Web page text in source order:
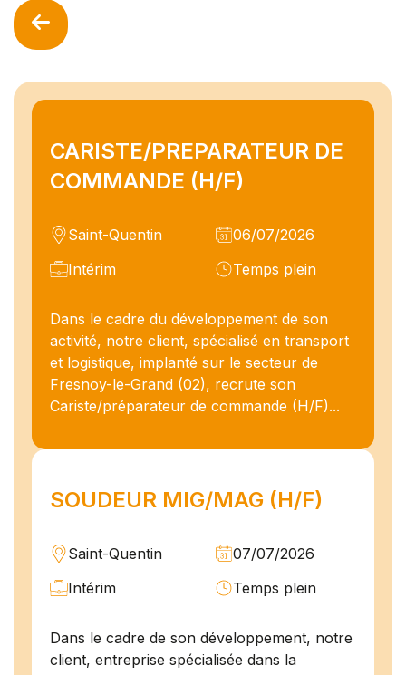
CARISTE/PREPARATEUR DE
COMMANDE (H/F)
Saint-Quentin
06/07/2026
Intérim
Temps plein
Dans le cadre du développement de son
activité, notre client, spécialisé en transport
et logistique, implanté sur le secteur de
Fresnoy-le-Grand (02), recrute son
Cariste/préparateur de commande (H/F)...
SOUDEUR MIG/MAG (H/F)
Saint-Quentin
07/07/2026
Intérim
Temps plein
Dans le cadre de son développement, notre
client, entreprise spécialisée dans la